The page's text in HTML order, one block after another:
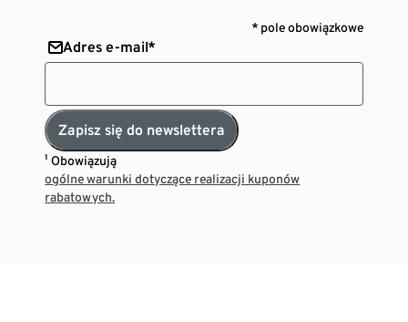
* pole obowiązkowe
Adres e-mail*
Zapisz się do newslettera
¹ Obowiązują
ogólne warunki dotyczące realizacji kuponów
rabatowych.